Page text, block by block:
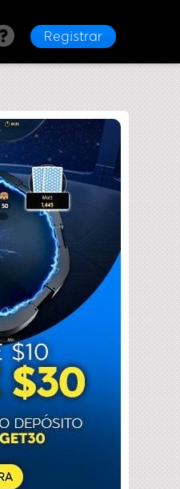
Registrar